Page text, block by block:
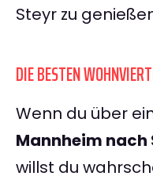
Steyr zu
DIE BESTEN
Wenn du über
Mannheim nach
willst du